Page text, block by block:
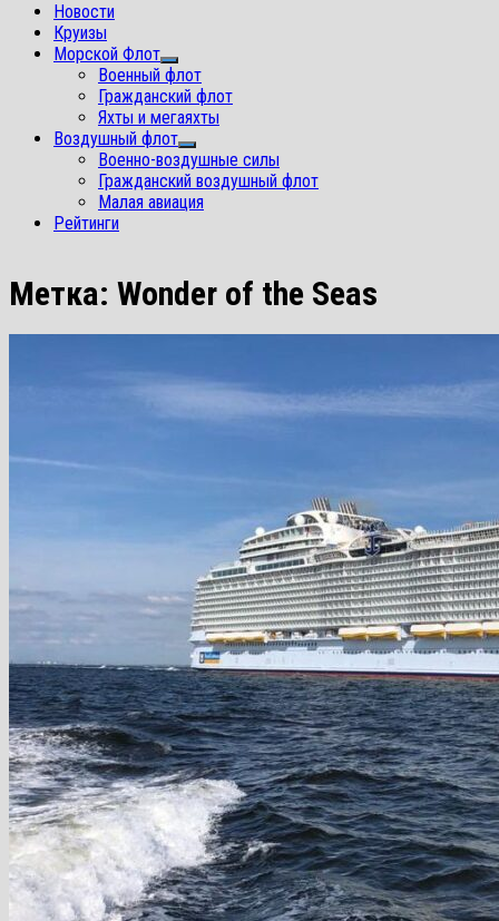
Новости
Круизы
Морской Флот
Показать
подменю
Военный флот
Гражданский флот
Яхты и мегаяхты
Воздушный флот
Показать
подменю
Военно-воздушные силы
Гражданский воздушный флот
Малая авиация
Рейтинги
Метка: Wonder of the Seas